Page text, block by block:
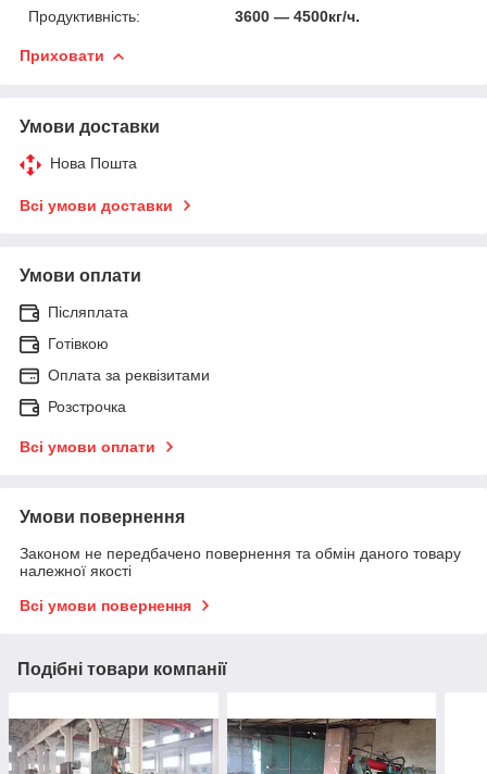
Продуктивність:
3600 — 4500кг/ч.
Приховати
Умови доставки
Нова Пошта
Всі умови доставки
Умови оплати
Післяплата
Готівкою
Оплата за реквізитами
Розстрочка
Всі умови оплати
Умови повернення
Законом не передбачено повернення та обмін даного товару
належної якості
Всі умови повернення
Подібні товари компанії